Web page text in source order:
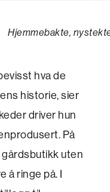
Hjemmebakte,
hva de
historie, sier
driver hun
På
uten
å ringe på. I